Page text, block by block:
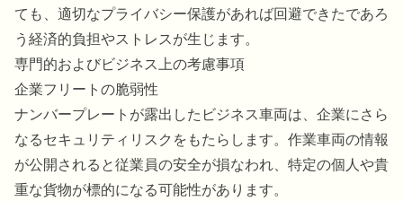
ても、適切なプライバシー保護があれば回避できたであろ
う経済的負担やストレスが生じます。
専門的およびビジネス上の考慮事項
企業フリートの脆弱性
ナンバープレートが露出したビジネス車両は、企業にさら
なるセキュリティリスクをもたらします。作業車両の情報
が公開されると従業員の安全が損なわれ、特定の個人や貴
重な貨物が標的になる可能性があります。